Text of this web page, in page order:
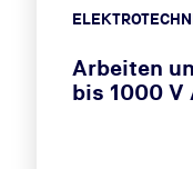
Arbeiten
bis 1000 V